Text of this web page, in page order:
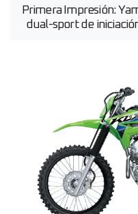
Primera Impresión:
dual-sport de